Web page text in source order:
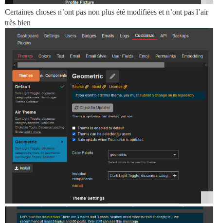
Certaines choses n’ont pas non plus été modifiées et n’ont pas l’air
très bien